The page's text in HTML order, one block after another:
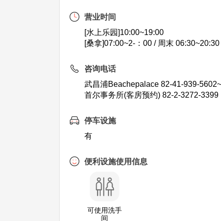
营业时间
[水上乐园]10:00~19:00
[桑拿]07:00~2-：00 / 周末 06:30~20:30
咨询电话
武昌浦Beachepalace 82-41-939-
首尔事务所(客房预约) 82-2-3272-3399
停车设施
有
便利设施使用信息
可使用洗手
间